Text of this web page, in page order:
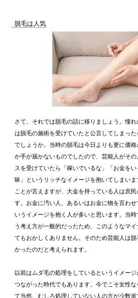
脱毛は人気
さて、それでは脱毛の話に移りましょう。憧
は脱毛の施術を受けていたと公言してしまっ
でしょうか。当時の脱毛は今日よりも更に価
か手が届かないものでしたので、芸能人がそ
スを受けていたら「稼いでいるな」「お金を
昧」というリッチなイメージを抱いてしまい
ことが言えますが、大金を持っている人は庶
す。お金に汚い人、あるいはお金に物を言わ
いうイメージを抱く人が多いと思います。当
う考え方が一般的だったため、このようなマ
てもおかしくありません。そのため芸能人は
かったのだと考えられます。
以前はムダ毛の処理をしているというイメー
つながった時代でもあります。今でこそ女性
て当然、むしろ処理していない人の方が少数